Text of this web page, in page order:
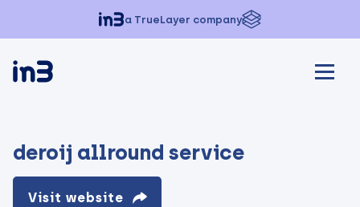
a TrueLayer company
deroij allround service
Visit website